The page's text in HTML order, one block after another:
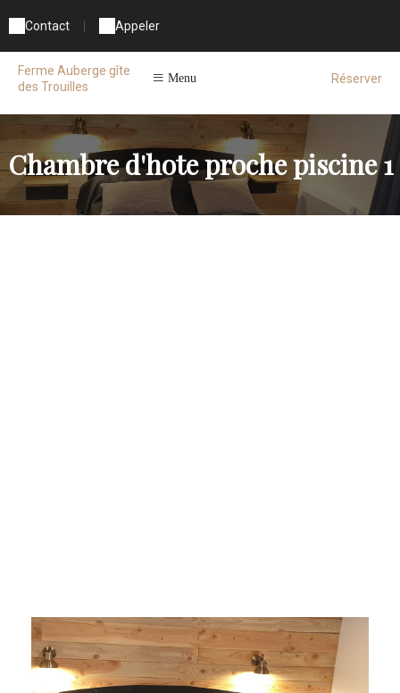
Contact Appeler
Ferme Auberge gîte
des Trouilles
Menu Réserver
Chambre d'hote proche piscine 1